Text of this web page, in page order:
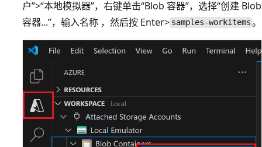
户”>“本地模拟器”，右键单击“Blob 容器”，选择“创建 Blob
容器...”，输入名称 ，然后按 Enter> samples-workitems 。